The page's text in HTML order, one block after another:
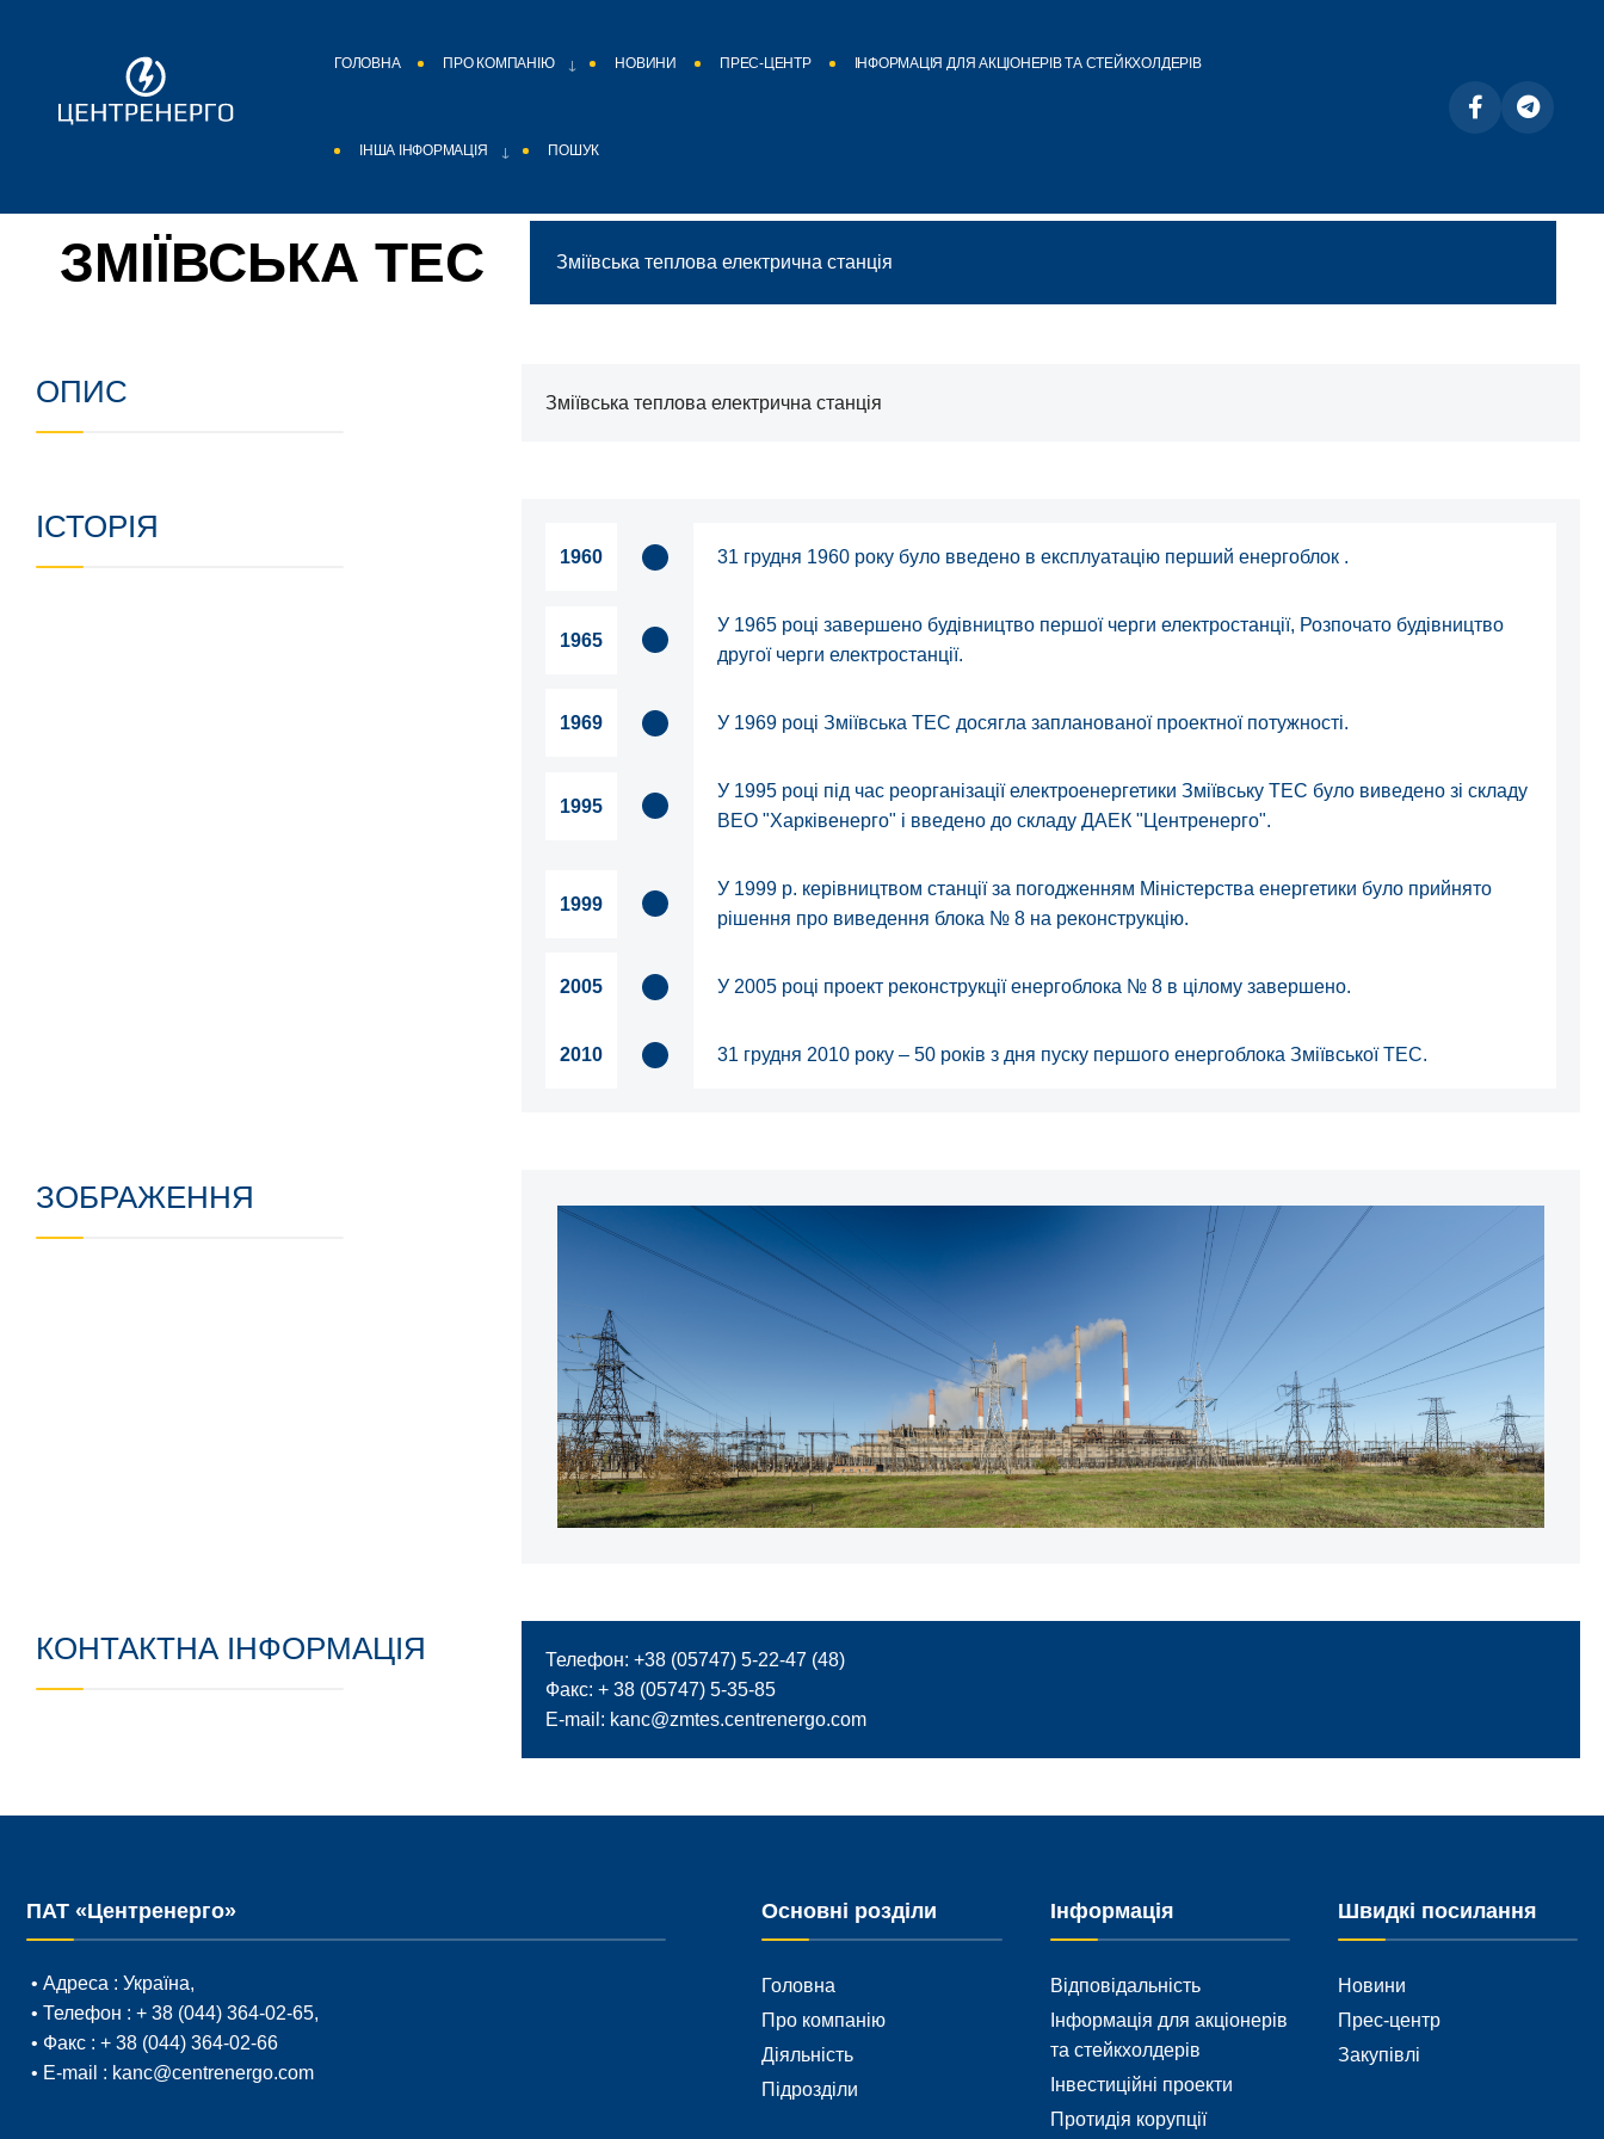
ГОЛОВНА ПРО КОМПАНІЮ НОВИНИ ПРЕС-ЦЕНТР ІНФОРМАЦІЯ ДЛЯ АКЦІОНЕРІВ ТА СТЕЙКХОЛДЕРІВ
ІНША ІНФОРМАЦІЯ ПОШУК
ЗМІЇВСЬКА ТЕС Зміївська теплова електрична станція
ОПИС Зміївська теплова електрична станція
ІСТОРІЯ
1960 31 грудня 1960 року було введено в експлуатацію перший енергоблок .
1965
У 1965 році завершено будівництво першої черги електростанції, Розпочато будівництво
другої черги електростанції.
1969 У 1969 році Зміївська ТЕС досягла запланованої проектної потужності.
1995
У 1995 році під час реорганізації електроенергетики Зміївську ТЕС було виведено зі складу
ВЕО "Харківенерго" і введено до складу ДАЕК "Центренерго".
1999
У 1999 р. керівництвом станції за погодженням Міністерства енергетики було прийнято
рішення про виведення блока № 8 на реконструкцію.
2005 У 2005 році проект реконструкції енергоблока № 8 в цілому завершено.
2010 31 грудня 2010 року – 50 років з дня пуску першого енергоблока Зміївської ТЕС.
ЗОБРАЖЕННЯ
КОНТАКТНА ІНФОРМАЦІЯ
Телефон: +38 (05747) 5-22-47 (48)
Факс: + 38 (05747) 5-35-85
E-mail: kanc@zmtes.centrenergo.com
ПАТ «Центренерго»
• Адреса : Україна,
• Телефон : + 38 (044) 364-02-65,
• Факс : + 38 (044) 364-02-66
• E-mail : kanc@centrenergo.com
Основні розділи
Головна
Про компанію
Діяльність
Підрозділи
Інформація
Відповідальність
Інформація для акціонерів
та стейкхолдерів
Інвестиційні проекти
Протидія корупції
Швидкі посилання
Новини
Прес-центр
Закупівлі